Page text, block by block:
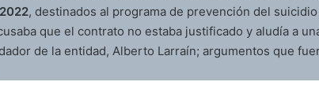
, destinados al programa de prevención del
que el contrato no estaba justificado y aludía a
de la entidad, Alberto Larraín; argumentos que